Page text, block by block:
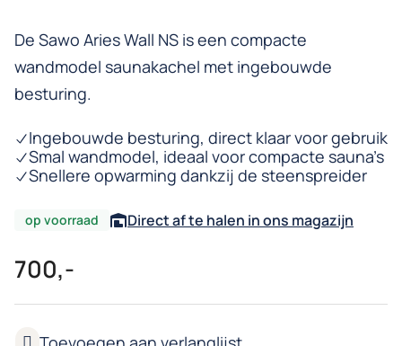
De Sawo Aries Wall NS is een compacte
wandmodel saunakachel met ingebouwde
besturing.
Ingebouwde besturing, direct klaar voor gebruik
Smal wandmodel, ideaal voor compacte sauna’s
Snellere opwarming dankzij de steenspreider
op voorraad Direct af te halen in ons magazijn
700,-